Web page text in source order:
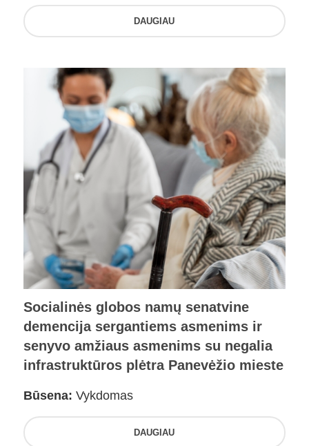
DAUGIAU
Socialinės globos namų senatvine
demencija sergantiems asmenims ir
senyvo amžiaus asmenims su negalia
infrastruktūros plėtra Panevėžio mieste
Būsena: Vykdomas
DAUGIAU